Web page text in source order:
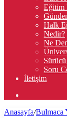
Eğitim
Halk
Nedir?
Ne
Soru
İletişim
...
Anasayfa/Bulmaca